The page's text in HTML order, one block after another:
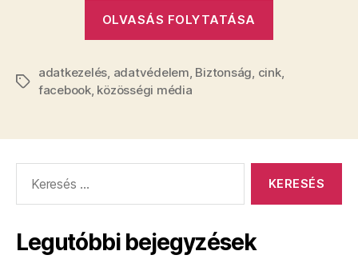
OLVASÁS FOLYTATÁSA
adata
a
Címkék
adatkezelés, adatvédelem, Biztonság, cink,
facebook, közösségi média
Legutóbbi bejegyzések